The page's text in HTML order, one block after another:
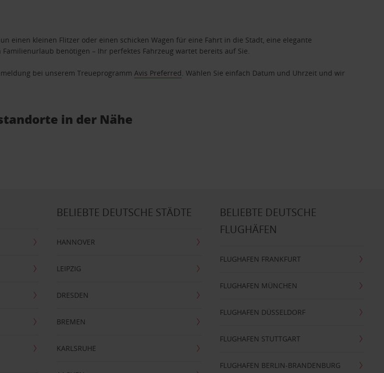
einen kleinen Flitzer oder einen schicken Wagen für eine Fahrt in die Stadt, eine elegante
benötigen – Ihr perfektes Fahrzeug wartet bereits auf Sie.
bei unserem TreueprogrammAvis Preferred. Wählen Sie einfach Datum und Uhrzeit und wir
in der Nähe
BELIEBTE DEUTSCHE STÄDTE
HANNOVER
LEIPZIG
DRESDEN
BREMEN
KARLSRUHE
BELIEBTE DEUTSCHE
FLUGHÄFEN
FLUGHAFEN FRANKFURT
FLUGHAFEN MÜNCHEN
FLUGHAFEN DÜSSELDORF
FLUGHAFEN STUTTGART
FLUGHAFEN BERLIN-BRANDENBURG